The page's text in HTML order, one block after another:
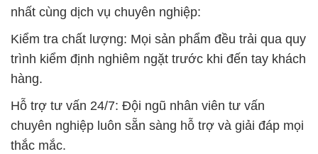
nhất cùng dịch vụ chuyên nghiệp:
Kiểm tra chất lượng: Mọi sản phẩm đều trải qua quy
trình kiểm định nghiêm ngặt trước khi đến tay khách
hàng.
Hỗ trợ tư vấn 24/7: Đội ngũ nhân viên tư vấn
chuyên nghiệp luôn sẵn sàng hỗ trợ và giải đáp mọi
thắc mắc.